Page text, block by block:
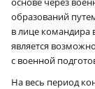
образований
в лице командира
является
с военной
На весь период